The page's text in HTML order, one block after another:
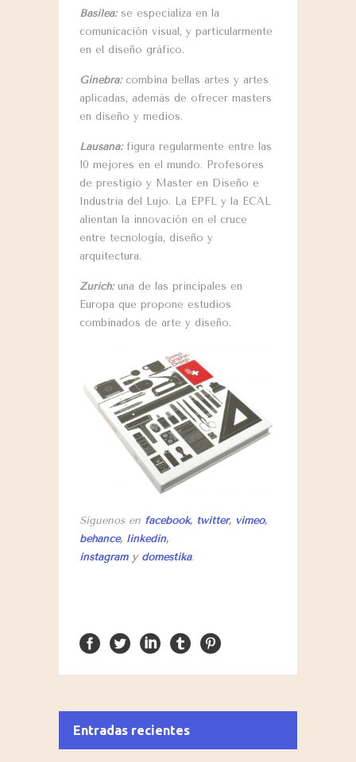
Basilea:se especializa en la
comunicación visual, y particularmente
en el diseño gráfico.
Ginebra: combina bellas artes y artes
aplicadas, además de ofrecer masters
en diseño y medios.
Lausana:figura regularmente entre las
10 mejores en el mundo. Profesores
de prestigio y Master en Diseño e
Industria del Lujo. La EPFL y la ECAL
alientan la innovación en el cruce
entre tecnología, diseño y
arquitectura.
Zúrich: una de las principales en
Europa que propone estudios
combinados de arte y diseño.
Síguenos en facebook, twitter, vimeo,
behance, linkedin,
instagramy domestika.
Entradas recientes